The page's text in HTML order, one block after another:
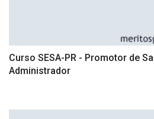
Curso SESA-PR - Promotor de
Administrador